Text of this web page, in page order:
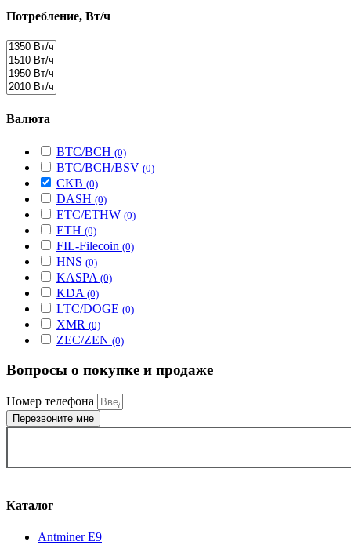
Потребление, Вт/ч
Валюта
BTC/BCH (0)
BTC/BCH/BSV (0)
CKB (0)
DASH (0)
ETC/ETHW (0)
ETH (0)
FIL-Filecoin (0)
HNS (0)
KASPA (0)
KDA (0)
LTC/DOGE (0)
XMR (0)
ZEC/ZEN (0)
Вопросы о покупке и продаже
Номер телефона
Перезвоните мне
Каталог
Antminer E9